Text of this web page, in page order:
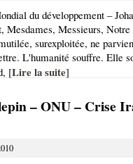
du développement –
Mesdames, Messieurs,
surexploitée, ne
L'humanité souffre. Elle
[Lire la suite]
– ONU – Crise